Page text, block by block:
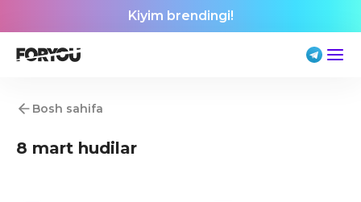
Kiyim brendingi!
Bosh sahifa
8 mart hudilar